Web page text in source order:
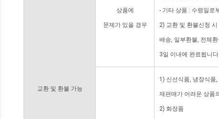
교환 및 환불 가능
상품에
문제가 있을 경우
- 기타 상품 : 수령일로
2) 교환 및 환불신청
배송, 일부환불, 전체
3일 이내에 완료됩니
1) 신선식품, 냉장식품
재판매가 어려운 상품
2) 화장품